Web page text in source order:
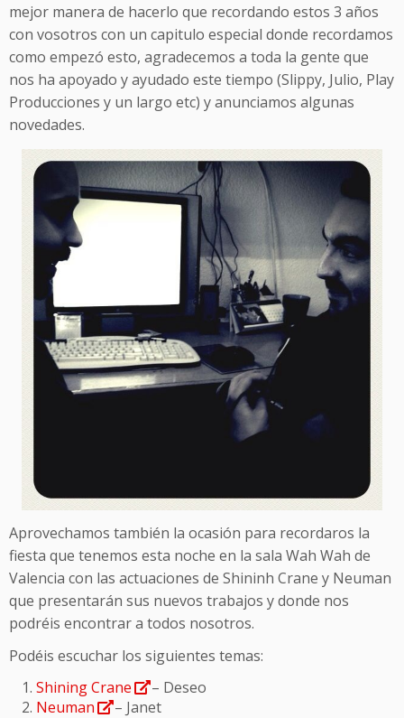
mejor manera de hacerlo que recordando estos 3 años
con vosotros con un capitulo especial donde recordamos
como empezó esto, agradecemos a toda la gente que
nos ha apoyado y ayudado este tiempo (Slippy, Julio, Play
Producciones y un largo etc) y anunciamos algunas
novedades.
Aprovechamos también la ocasión para recordaros la
fiesta que tenemos esta noche en la sala Wah Wah de
Valencia con las actuaciones de Shininh Crane y Neuman
que presentarán sus nuevos trabajos y donde nos
podréis encontrar a todos nosotros.
Podéis escuchar los siguientes temas:
Shining Crane
– Deseo
Neuman
– Janet